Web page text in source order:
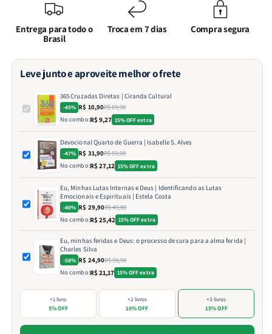
Entrega para todo o
Brasil
Troca em 7 dias Compra segura
Leve junto e aproveite melhor o frete
365 Cruzadas Diretas | Ciranda Cultural
-45% R$ 10,90R$ 19,90
No combo:R$ 9,27 15% OFF extra
Devocional Quarto de Guerra | Isabelle S. Alves
-47% R$ 31,90R$ 59,90
No combo:R$ 27,12 15% OFF extra
Eu, Minhas Lutas Internas e Deus | Identificando as Lutas
Emocionais e Espirituais | Estela Costa
-40% R$ 29,90R$ 49,80
No combo:R$ 25,42 15% OFF extra
Eu, minhas feridas e Deus: o processo de cura para a alma ferida |
Charles Silva
-58% R$ 24,90R$ 59,90
No combo:R$ 21,17 15% OFF extra
+1 livro
5% OFF
+2 livros
10% OFF
+3 livros
15% OFF